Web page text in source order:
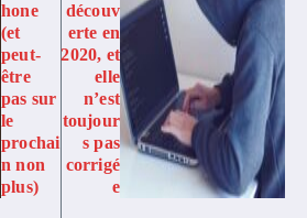
hone
(et
peut-
être
pas sur
le
prochai
n non
plus)
découv
erte en
2020, et
elle
n’est
toujour
s pas
corrigé
e